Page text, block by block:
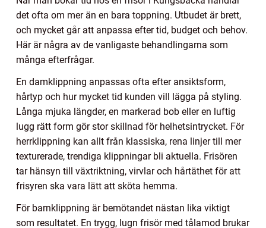
det ofta om mer än en bara toppning. Utbudet är brett,
och mycket går att anpassa efter tid, budget och behov.
Här är några av de vanligaste behandlingarna som
många efterfrågar.
En damklippning anpassas ofta efter ansiktsform,
hårtyp och hur mycket tid kunden vill lägga på styling.
Långa mjuka längder, en markerad bob eller en luftig
lugg rätt form gör stor skillnad för helhetsintrycket. För
herrklippning kan allt från klassiska, rena linjer till mer
texturerade, trendiga klippningar bli aktuella. Frisören
tar hänsyn till växtriktning, virvlar och hårtäthet för att
frisyren ska vara lätt att sköta hemma.
För barnklippning är bemötandet nästan lika viktigt
som resultatet. En trygg, lugn frisör med tålamod brukar